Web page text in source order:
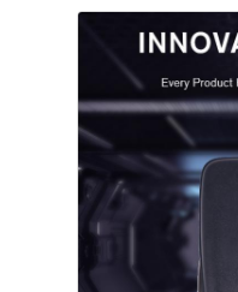
Dom
Produkty